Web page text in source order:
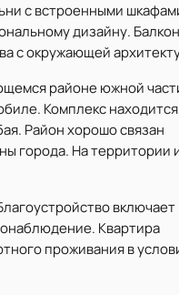
с встроенными
дизайну. Балкон
с окружающей
районе южной
Комплекс
Район хорошо связан
города. На территории
включает
Квартира
проживания в